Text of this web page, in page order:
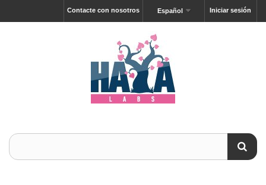
Iniciar sesión
Español
Contacte con nosotros